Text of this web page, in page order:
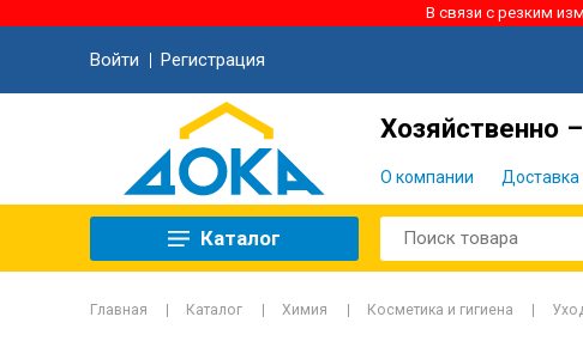
В связи с резким
Войти Регистрация
Хозяйственно
О компании Доставка
Каталог
Главная Каталог Химия Косметика и гигиена